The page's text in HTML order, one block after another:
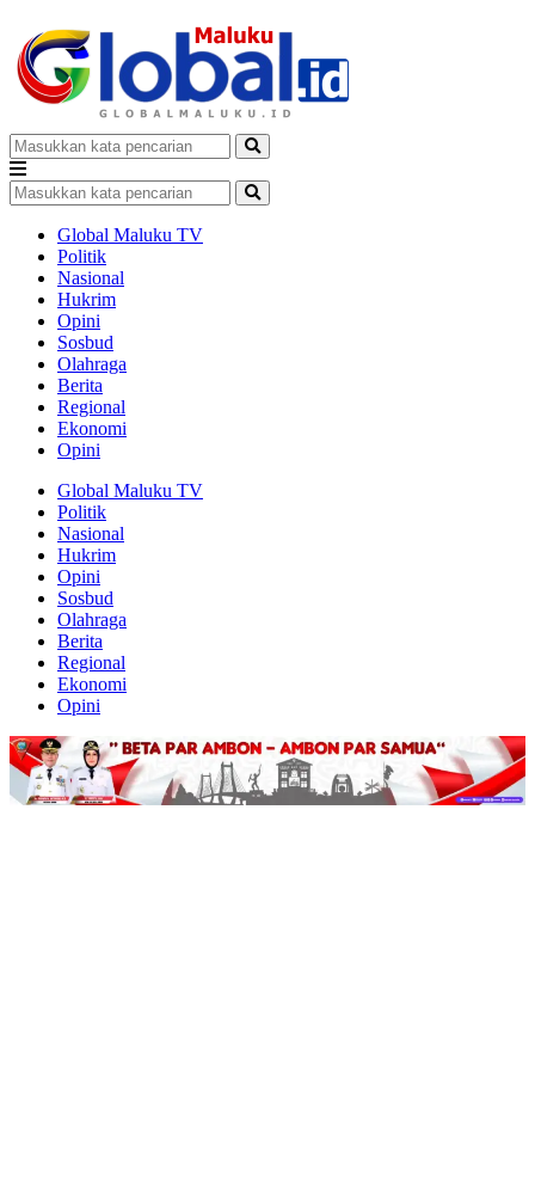
Global Maluku TV
Politik
Nasional
Hukrim
Opini
Sosbud
Olahraga
Berita
Regional
Ekonomi
Opini
Global Maluku TV
Politik
Nasional
Hukrim
Opini
Sosbud
Olahraga
Berita
Regional
Ekonomi
Opini